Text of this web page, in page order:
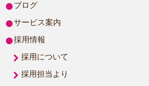
ブログ
サービス案内
採用情報
採用について
採用担当より